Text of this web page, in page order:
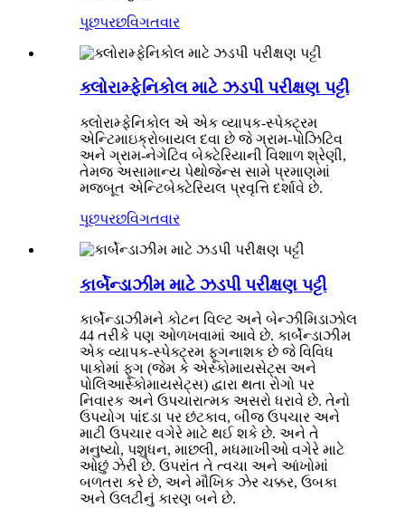
પૂછપરછવિગતવાર
ક્લોરામ્ફેનિકોલ માટે ઝડપી પરીક્ષણ પટ્ટી
ક્લોરામ્ફેનિકોલ એ એક વ્યાપક-સ્પેક્ટ્રમ
એન્ટિમાઇક્રોબાયલ દવા છે જે ગ્રામ-પોઝિટિવ
અને ગ્રામ-નેગેટિવ બેક્ટેરિયાની વિશાળ શ્રેણી,
તેમજ અસામાન્ય પેથોજેન્સ સામે પ્રમાણમાં
મજબૂત એન્ટિબેક્ટેરિયલ પ્રવૃત્તિ દર્શાવે છે.
પૂછપરછવિગતવાર
કાર્બેન્ડાઝીમ માટે ઝડપી પરીક્ષણ પટ્ટી
કાર્બેન્ડાઝીમને કોટન વિલ્ટ અને બેન્ઝીમિડાઝોલ
44 તરીકે પણ ઓળખવામાં આવે છે. કાર્બેન્ડાઝીમ
એક વ્યાપક-સ્પેક્ટ્રમ ફૂગનાશક છે જે વિવિધ
પાકોમાં ફૂગ (જેમ કે એસ્કોમાયસેટ્સ અને
પોલિઆસ્કોમાયસેટ્સ) દ્વારા થતા રોગો પર
નિવારક અને ઉપચારાત્મક અસરો ધરાવે છે. તેનો
ઉપયોગ પાંદડા પર છંટકાવ, બીજ ઉપચાર અને
માટી ઉપચાર વગેરે માટે થઈ શકે છે. અને તે
મનુષ્યો, પશુધન, માછલી, મધમાખીઓ વગેરે માટે
ઓછું ઝેરી છે. ઉપરાંત તે ત્વચા અને આંખોમાં
બળતરા કરે છે, અને મૌખિક ઝેર ચક્કર, ઉબકા
અને ઉલટીનું કારણ બને છે.